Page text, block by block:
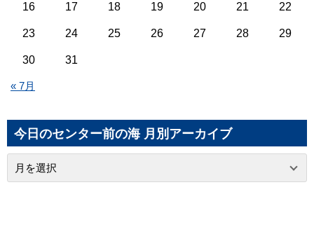
« 7月
16 17 18 19 20 21 22
23 24 25 26 27 28 29
30 31
今日のセンター前の海 月別アーカイブ